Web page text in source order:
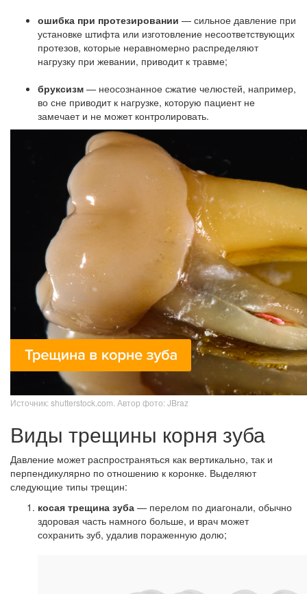
ошибка при протезировании — сильное давление при
установке штифта или изготовление несоответствующих
протезов, которые неравномерно распределяют
нагрузку при жевании, приводит к травме;
бруксизм — неосознанное сжатие челюстей, например,
во сне приводит к нагрузке, которую пациент не
замечает и не может контролировать.
Источник: shutterstock.com. Автор фото: JBraz
Виды трещины корня зуба
Давление может распространяться как вертикально, так и
перпендикулярно по отношению к коронке. Выделяют
следующие типы трещин:
косая трещина зуба — перелом по диагонали, обычно
здоровая часть намного больше, и врач может
сохранить зуб, удалив пораженную долю;